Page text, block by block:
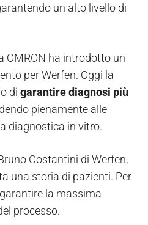
un alto livello di
OMRON ha introdotto un
per Werfen. Oggi la
di garantire diagnosi più
pienamente alle
diagnostica in vitro.
Costantini di Werfen,
una storia di pazienti. Per
la massima
processo.